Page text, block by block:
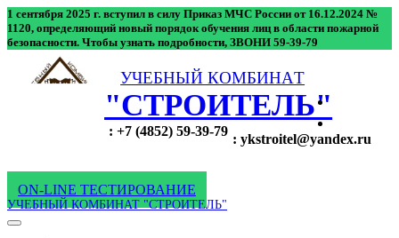
1 сентября 2025 г. вступил в силу Приказ МЧС России от 16.12.2024 №
1120, определяющий новый порядок обучения лиц в области пожарной
безопасности. Чтобы узнать подробности, ЗВОНИ 59-39-79
УЧЕБНЫЙ КОМБИНАT
"СТРОИТЕЛЬ"
: +7 (4852) 59-39-79
: ykstroitel@yandex.ru
ON-LINE ТЕСТИРОВАНИЕ
УЧЕБНЫЙ КОМБИНАТ "СТРОИТЕЛЬ"